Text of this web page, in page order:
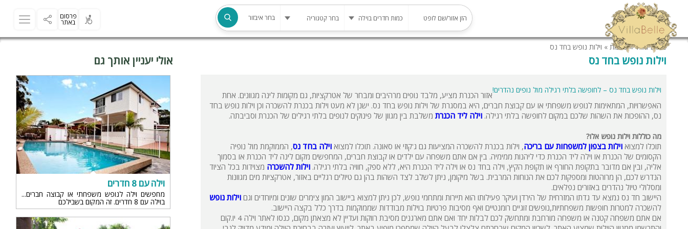
פרסום
באתר
בחר איבזור
בריכה מחוממת
פינת מנגל
סאונה
קריוקי
גקוזי
שולחן סנוקר
Villa Belle
»כתבות » וילות נופש בחד נס
וילות נופש בחד נס
וילות נופש בחד נס – לחופשה בלתי רגילה מול נופים נהדרים!
אזור הכנרת מציע, מלבד נופים מרהיבים ומבחר של אטרקציות, גם מקומות לינה מגוונים. אחת
האפשרויות, המתאימות לנופש משפחתי או עם קבוצת חברים, היא במסגרת של וילות נופש בחד נס. ישנן לא מעט וילות בכנרת להשכרה וכן וילות נופש בחד
נס, ההופכות את השהות שלכם במקום לחופשה בלתי רגילה. וילה ליד הכנרת משלבת בין מגוון של פינוקים לנופים בלתי רגילים של הכנרת וסביבתה.
מה כוללות וילות נופש אלו?
תוכלו למצוא וילות בצפון למשפחות עם בריכה, וילות בכנרת להשכרה המציעות גם ג'קוזי או סאונה. תוכלו למצוא וילה בחד נס, הממוקמת מול נופיה
הקסומים של הכנרת או וילה ליד הכנרת כדי ליהנות ממימיה. בין אם אתם משפחה עם ילדים או קבוצת חברים, המחפשים מקום לינה ליד הכנרת או בסמוך
אליה, ובין אם מדובר בתקופת החורף או תקופת הקיץ, וילה בחד נס או וילה ליד הכנרת היא, ללא ספק, חוויה בלתי רגילה. וילות להשכרה מצוידות בכל הציוד
הנדרש לכם, הן מרוהטות ומספקות לכם את הנוחות המרבית. בשל מיקומן, ניתן לשלב לצד השהות בהן גם טיולים רגליים באזור, אטרקציות מים מגוונות
ומסלולי טיול נהדרים באזורים נפלאים.
היישוב חד נס נמצא עד גדתו המזרחית של הירדן ועיקר פעילותו הוא תיירות ומתחמי נופש, לכן ניתן למצוא ביישוב המון צימרים שונים ומיוחדים וגם וילות נופש
להשכרה למטרות חופשות משפחתיות,נופשים זוגיים רומנטיים ואף מסיבות פרטיות בוילות מבודדות שממוקמות בדרך כלל בקצה היישוב.
אם אתם משפחה קטנה או משפחה מורחבת ומתחשק לכם לבלות יחד ואם אתם מארגנים מסיבת רווקות ועדיין לא מצאתן מקום, כנסו לאתר וילה 4 יו.קום
אולי יעניין אותך גם
וילה עם 8 חדרים
מחפשים וילה לנופש משפחתי או קבוצה חברים
בוילה עם 8 חדרים. זה המקום בשבילכם